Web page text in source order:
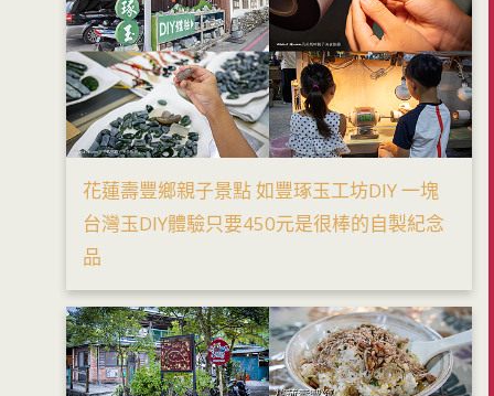
花蓮壽豐鄉親子景點 如豐琢玉工坊DIY 一塊
台灣玉DIY體驗只要450元是很棒的自製紀念
品